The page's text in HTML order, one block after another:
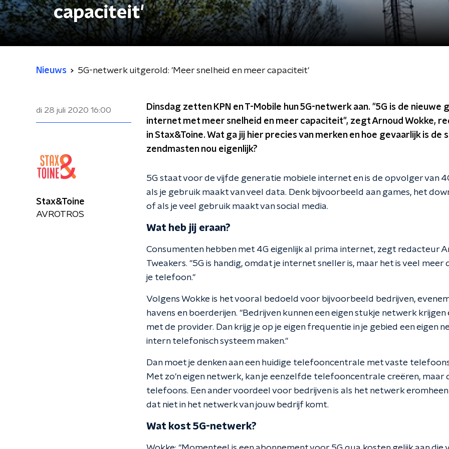
capaciteit'
Nieuws 5G-netwerk uitgerold: 'Meer snelheid en meer capaciteit'
di 28 juli 2020 16:00
Dinsdag zetten KPN en T-Mobile hun 5G-netwerk aan. "5G is de nieuwe
internet met meer snelheid en meer capaciteit", zegt Arnoud Wokke,
in Stax&Toine. Wat ga jij hier precies van merken en hoe gevaarlijk is de
zendmasten nou eigenlijk?
5G staat voor de vijfde generatie mobiele internet en is de opvolger van
als je gebruik maakt van veel data. Denk bijvoorbeeld aan games, het
of als je veel gebruik maakt van social media.
Wat heb jij eraan?
Consumenten hebben met 4G eigenlijk al prima internet, zegt redacteur
Tweakers. "5G is handig, omdat je internet sneller is, maar het is veel meer
je telefoon."
Volgens Wokke is het vooral bedoeld voor bijvoorbeeld bedrijven,
havens en boerderijen. "Bedrijven kunnen een eigen stukje netwerk
met de provider. Dan krijg je op je eigen frequentie in je gebied een eigen
intern telefonisch systeem maken."
Dan moet je denken aan een huidige telefooncentrale met vaste
Met zo'n eigen netwerk, kan je eenzelfde telefooncentrale creëren, maar
telefoons. Een ander voordeel voor bedrijven is als het netwerk
dat niet in het netwerk van jouw bedrijf komt.
Wat kost 5G-netwerk?
Stax&Toine
AVROTROS